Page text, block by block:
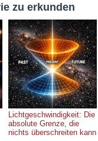
zu erkunden
Lichtgeschwindigkeit: Die
absolute Grenze, die
nichts überschreiten kann